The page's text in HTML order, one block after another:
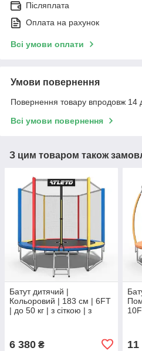
Післяплата
Оплата на рахунок
Всі умови оплати
Умови повернення
Повернення товару впродовж 14
Всі умови повернення
З цим товаром також
Батут дитячий |
Кольоровий | 183 см | 6FT
| до 50 кг | з сіткою | з
6 380 ₴ 11